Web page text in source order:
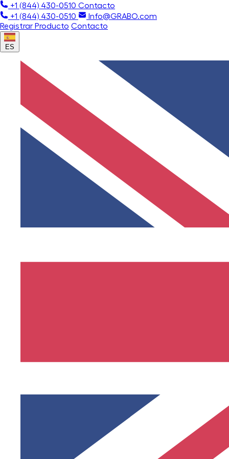
+1 (844) 430-0510 Contacto
+1 (844) 430-0510
Info@GRABO.com
Registrar Producto Contacto
ES